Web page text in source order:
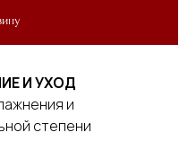
И УХОД
и
степени